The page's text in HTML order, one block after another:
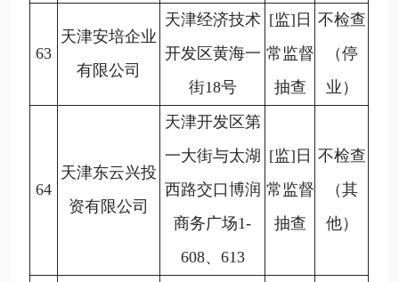
63
天津安培企业
有限公司
天津经济技术
开发区黄海一
街18号
[监]日
常监督
抽查
不检查
（停
业）
64
天津东云兴投
资有限公司
天津开发区第
一大街与太湖
西路交口博润
商务广场1-
608、613
[监]日
常监督
抽查
不检查
（其
他）